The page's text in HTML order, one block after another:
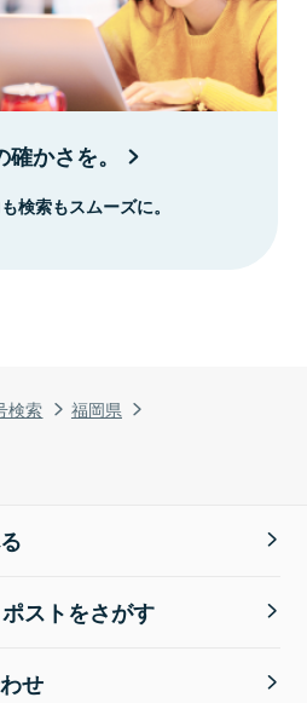
検索
福岡県
かさを。
検索もスムーズに。
ストをさがす
せ